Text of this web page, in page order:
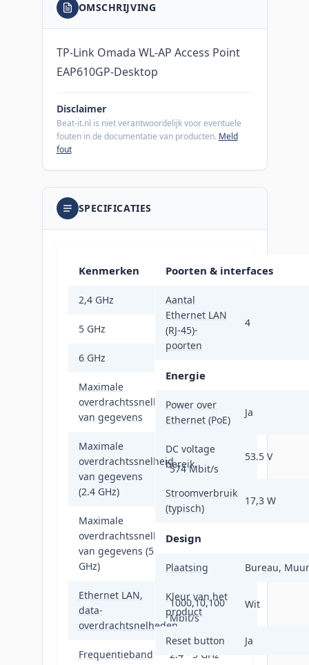
OMSCHRIJVING
TP-Link Omada WL-AP Access Point
EAP610GP-Desktop
Disclaimer
Beat-it.nl is niet verantwoordelijk voor eventuele
fouten in de documentatie van producten. Meld
fout
SPECIFICATIES
Kenmerken
2,4 GHz Ja
5 GHz Ja
6 GHz
Maximale
overdrachtssnelheid
van gegevens
1800 Mbit/s
Maximale
overdrachtssnelheid
van gegevens
(2.4 GHz)
574 Mbit/s
Maximale
overdrachtssnelheid
van gegevens (5
GHz)
1201 Mbit/s
Ethernet LAN,
data-
overdrachtsnelheden
1000,10,100
Mbit/s
Frequentieband 2.4 - 5 GHz
Poorten & interfaces
Aantal
Ethernet LAN
(RJ-45)-
poorten
4
Energie
Power over
Ethernet (PoE)
Ja
DC voltage
bereik
53.5 V
Stroomverbruik
(typisch)
17,3 W
Design
Plaatsing Bureau, Muur
Kleur van het
product
Wit
Reset button Ja